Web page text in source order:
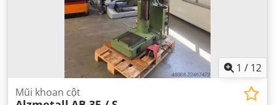
1 / 12
Mũi khoan cột